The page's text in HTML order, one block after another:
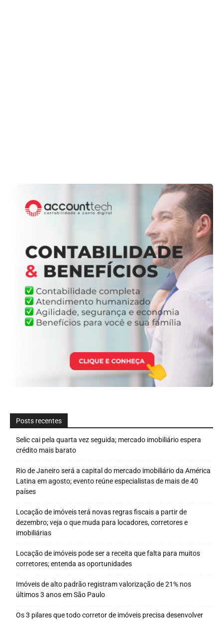
Posts recentes
Selic cai pela quarta vez seguida; mercado imobiliário espera
crédito mais barato
Rio de Janeiro será a capital do mercado imobiliário da América
Latina em agosto; evento reúne especialistas de mais de 40
países
Locação de imóveis terá novas regras fiscais a partir de
dezembro; veja o que muda para locadores, corretores e
imobiliárias
Locação de imóveis pode ser a receita que falta para muitos
corretores; entenda as oportunidades
Imóveis de alto padrão registram valorização de 21% nos
últimos 3 anos em São Paulo
Os 3 pilares que todo corretor de imóveis precisa desenvolver